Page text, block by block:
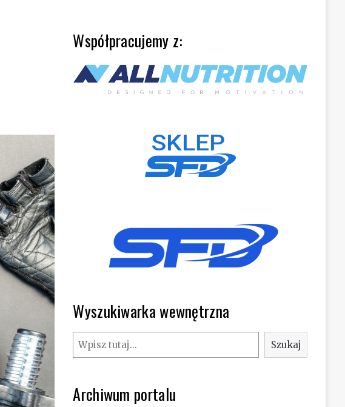
Współpracujemy z:
Wyszukiwarka wewnętrzna
Szukaj
Szukaj
Archiwum portalu